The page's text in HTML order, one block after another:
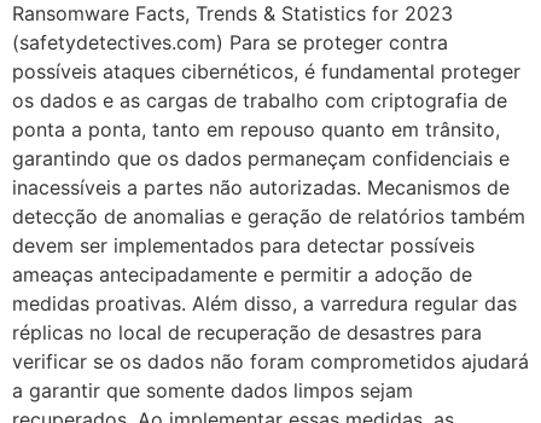
Ransomware Facts, Trends & Statistics for 2023
(safetydetectives.com) Para se proteger contra
possíveis ataques cibernéticos, é fundamental proteger
os dados e as cargas de trabalho com criptografia de
ponta a ponta, tanto em repouso quanto em trânsito,
garantindo que os dados permaneçam confidenciais e
inacessíveis a partes não autorizadas. Mecanismos de
detecção de anomalias e geração de relatórios também
devem ser implementados para detectar possíveis
ameaças antecipadamente e permitir a adoção de
medidas proativas. Além disso, a varredura regular das
réplicas no local de recuperação de desastres para
verificar se os dados não foram comprometidos ajudará
a garantir que somente dados limpos sejam